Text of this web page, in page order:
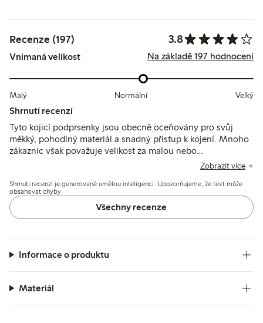
Recenze (197) 3.8
Vnímaná velikost Na základě 197 hodnocení
Malý Normální Velký
Shrnutí recenzí
Tyto kojicí podprsenky jsou obecně oceňovány pro svůj
měkký, pohodlný materiál a snadný přístup k kojení. Mnoho
zákaznic však považuje velikost za malou nebo
nekonzistentní, popruhy jsou často nepolohovatelné a
posunu prsou během nošení.
Zobrazit více
Shrnutí recenzí je generované umělou inteligencí. Upozorňujeme, že text může
obsahovat chyby.
Všechny recenze
Informace o produktu
Materiál